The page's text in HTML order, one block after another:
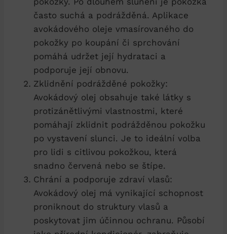
často suchá a podrážděná. Aplikace
avokádového oleje vmasírovaného do
pokožky po koupání či sprchování
pomáhá udržet její hydrataci a
podporuje její obnovu.
Zklidnění podrážděné pokožky:
Avokádový olej obsahuje také látky s
protizánětlivými vlastnostmi, které
pomáhají zklidnit podrážděnou pokožku
po vystavení slunci. Je to ideální volba
pro lidi s citlivou pokožkou, která
snadno červená nebo se štípe.
Chrání a podporuje zdraví vlasů:
Avokádový olej má vynikající schopnost
proniknout do struktury vlasů a
poskytovat jim účinnou ochranu. Působí